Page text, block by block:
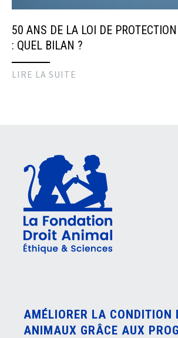
50 ANS DE LA LOI DE
: QUEL BILAN ?
LIRE LA SUITE
AMÉLIORER LA CONDITION
ANIMAUX GRÂCE AUX